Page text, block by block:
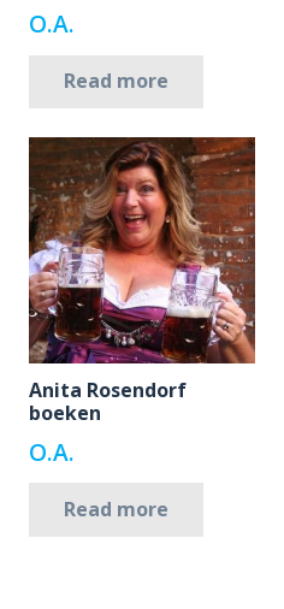
O.A.
Read more
Anita Rosendorf
boeken
O.A.
Read more